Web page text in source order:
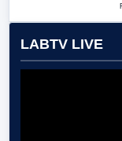
LABTV LIVE